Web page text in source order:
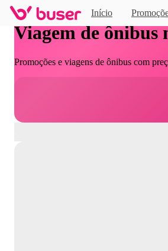
Início
Viagem de ônibus
Promoções e viagens de ônibus com